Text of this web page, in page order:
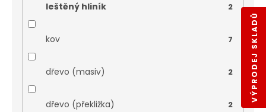
leštěný hliník 2
kov 7
dřevo (masiv) 2
dřevo (překližka) 2
VÝPRODEJ SKLADŮ